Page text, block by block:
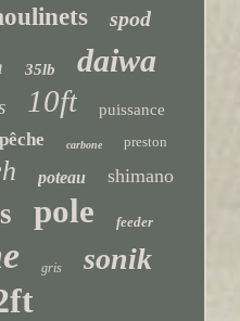
spod
35lb daiwa
10ft puissance
carbone preston
poteau shimano
pole feeder
gris sonik